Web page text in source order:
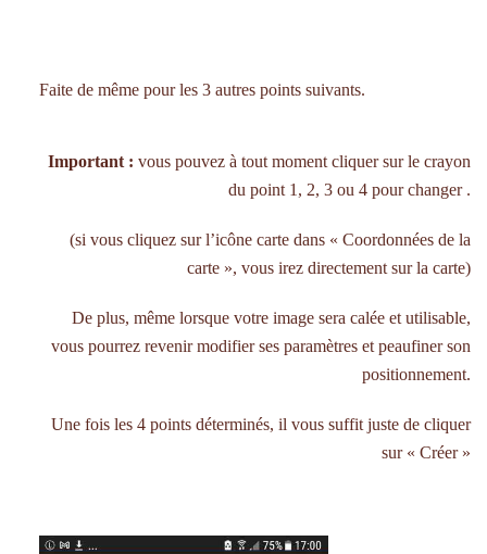
Faite de même pour les 3 autres points suivants.
Important : vous pouvez à tout moment cliquer sur le crayon
du point 1, 2, 3 ou 4 pour changer .
(si vous cliquez sur l’icône carte dans « Coordonnées de la
carte », vous irez directement sur la carte)
De plus, même lorsque votre image sera calée et utilisable,
vous pourrez revenir modifier ses paramètres et peaufiner son
positionnement.
Une fois les 4 points déterminés, il vous suffit juste de cliquer
sur « Créer »